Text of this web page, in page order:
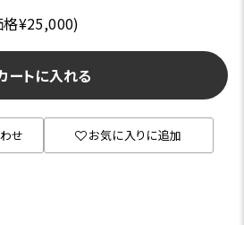
¥25,000)
ートに入れる
せ お気に入りに追加